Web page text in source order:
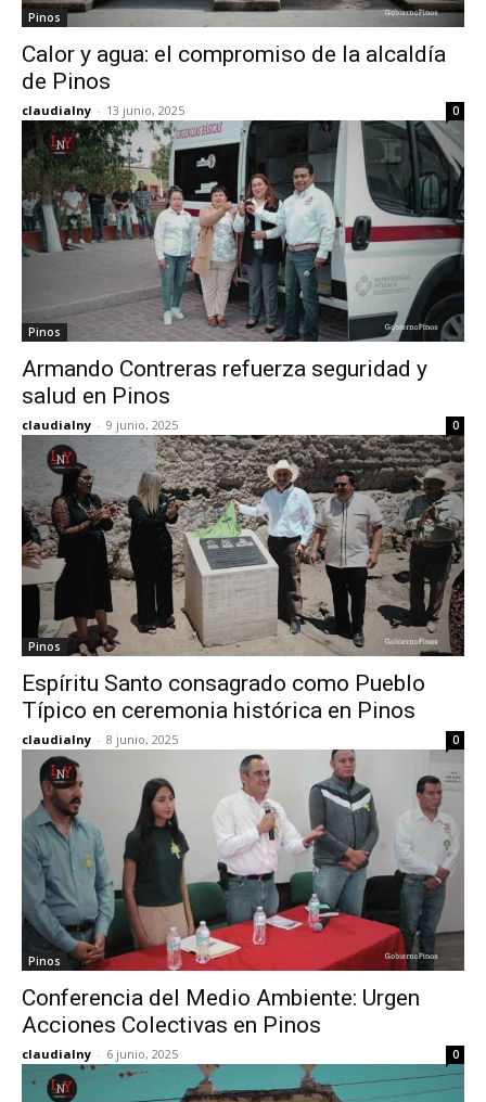
Pinos
Calor y agua: el compromiso de la alcaldía
de Pinos
claudialny - 13 junio, 2025 0
Pinos
Armando Contreras refuerza seguridad y
salud en Pinos
claudialny - 9 junio, 2025 0
Pinos
Espíritu Santo consagrado como Pueblo
Típico en ceremonia histórica en Pinos
claudialny - 8 junio, 2025 0
Pinos
Conferencia del Medio Ambiente: Urgen
Acciones Colectivas en Pinos
claudialny - 6 junio, 2025 0